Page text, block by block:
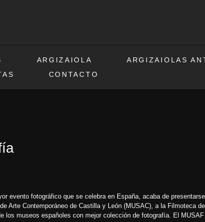
ARGIZAIOLA ARGIZAIOLAS
CONTACTO
evento fotográfico que se celebra en España, acaba de
Arte Contemporáneo de Castilla y León (MUSAC), a la Filmoteca
los museos españoles con mejor colección de fotografía. El